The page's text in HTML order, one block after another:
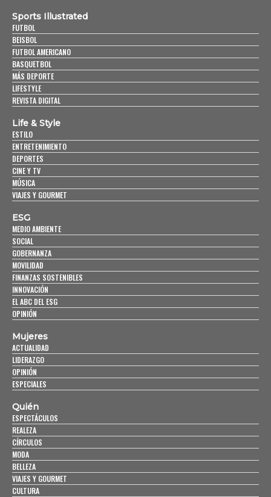
Sports Illustrated
FUTBOL
BEISBOL
FUTBOL AMERICANO
BASQUETBOL
MÁS DEPORTE
LIFESTYLE
REVISTA DIGITAL
Life & Style
ESTILO
ENTRETENIMIENTO
DEPORTES
CINE Y TV
MÚSICA
VIAJES Y GOURMET
ESG
MEDIO AMBIENTE
SOCIAL
GOBERNANZA
MOVILIDAD
FINANZAS SOSTENIBLES
INNOVACIÓN
EL ABC DEL ESG
OPINIÓN
Mujeres
ACTUALIDAD
LIDERAZGO
OPINIÓN
ESPECIALES
Quién
ESPECTÁCULOS
REALEZA
CÍRCULOS
MODA
BELLEZA
VIAJES Y GOURMET
CULTURA